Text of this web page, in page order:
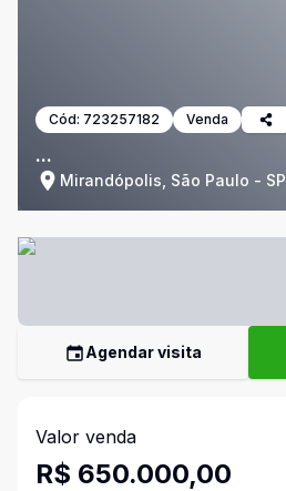
Cód: 723257182 Venda
...
Mirandópolis, São Paulo - SP
Agendar visita
Valor venda
R$ 650.000,00